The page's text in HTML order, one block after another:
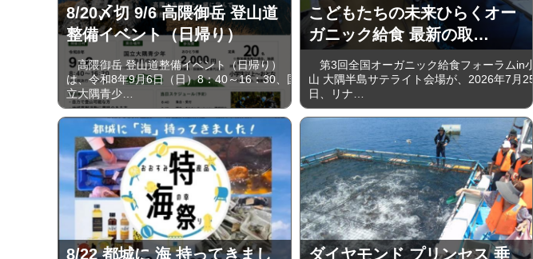
8/20〆切 9/6 高隈御岳 登山道
整備イベント（日帰り）
高隈御岳 登山道整備イベント（日帰り）
は、令和8年9月6日（日）8：40～16：30、国
立大隅青少…
こどもたちの未来ひらくオー
ガニック給食 最新の取…
第3回全国オーガニック給食フォーラムin小
山 大隅半島サテライト会場が、2026年7月25
日、リナ…
8/22 都城に 海 持ってきまし
ダイヤモンド プリンセス 垂